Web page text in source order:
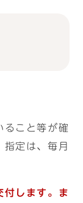
ること等が確
定は、毎月
付します。ま